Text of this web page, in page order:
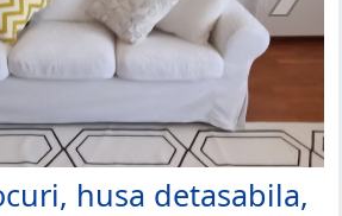
husa detasabila,